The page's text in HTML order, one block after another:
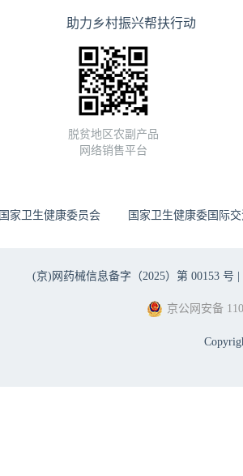
助力乡村振兴帮扶行动
脱贫地区农副产品
网络销售平台
国家卫生健康委员会 国家卫生健康委国际
(京)网药械信息备字（2025）第 00153 号 |
京公网安备